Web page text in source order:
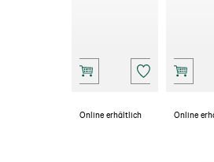
Online erhältlich Online